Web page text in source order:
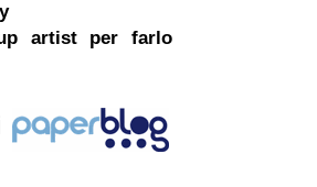
artist per farlo